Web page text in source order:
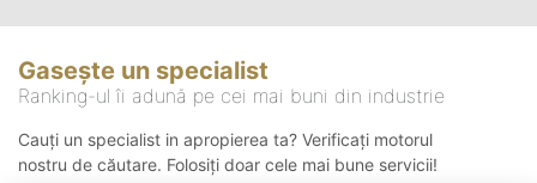
Gasește un specialist
Ranking-ul îi adună pe cei mai buni din industrie
Cauți un specialist in apropierea ta? Verificați motorul
nostru de căutare. Folosiți doar cele mai bune servicii!